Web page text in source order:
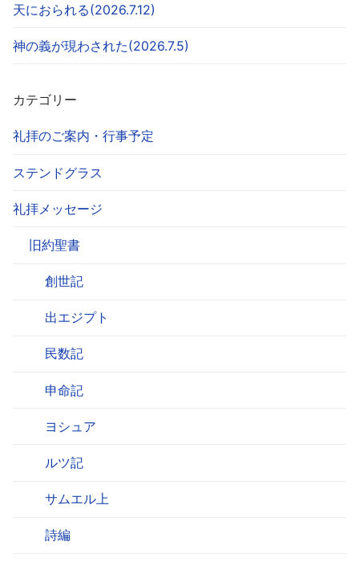
天におられる(2026.7.12)
神の義が現わされた(2026.7.5)
カテゴリー
礼拝のご案内・行事予定
ステンドグラス
礼拝メッセージ
旧約聖書
創世記
出エジプト
民数記
申命記
ヨシュア
ルツ記
サムエル上
詩編